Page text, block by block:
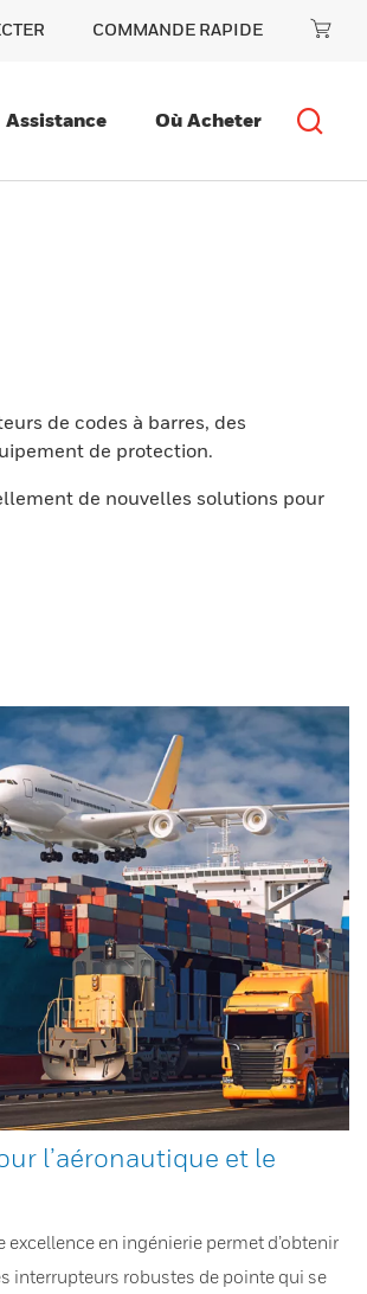
COMMANDE RAPIDE
Assistance Où Acheter
de codes à barres, des
de protection.
de nouvelles solutions pour
l’aéronautique et le
excellence en ingénierie permet d’obtenir
interrupteurs robustes de pointe qui se